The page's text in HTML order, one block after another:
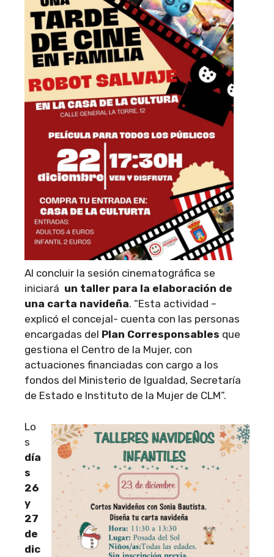
Al concluir la sesión cinematográfica se
iniciará un taller para la elaboración de
una carta navideña. “Esta actividad –
explicó el concejal- cuenta con las personas
encargadas del Plan Corresponsables que
gestiona el Centro de la Mujer, con
actuaciones financiadas con cargo a los
fondos del Ministerio de Igualdad, Secretaría
de Estado e Instituto de la Mujer de CLM”.
Lo
s
día
s
26
y
27
de
dic